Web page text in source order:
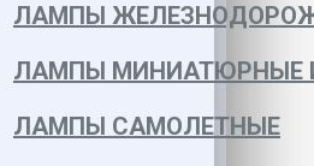
ЛАМПЫ
ЛАМПЫ МИНИАТЮРНЫЕ
ЛАМПЫ САМОЛЕТНЫЕ